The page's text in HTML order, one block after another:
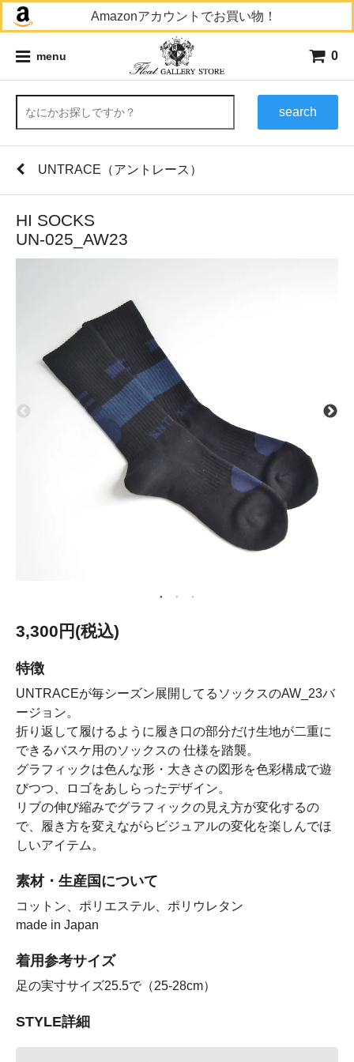
Amazonアカウントでお買い物！
menu 0
search
UNTRACE（アントレース）
HI SOCKS
UN-025_AW23
3,300円(税込)
特徴
UNTRACEが毎シーズン展開してるソックスのAW_23バ
ージョン。
折り返して履けるように履き口の部分だけ生地が二重に
できるバスケ用のソックスの 仕様を踏襲。
グラフィックは色んな形・大きさの図形を色彩構成で遊
びつつ、ロゴをあしらったデザイン。
リブの伸び縮みでグラフィックの見え方が変化するの
で、履き方を変えながらビジュアルの変化を楽しんでほ
しいアイテム。
素材・生産国について
コットン、ポリエステル、ポリウレタン
made in Japan
着用参考サイズ
足の実寸サイズ25.5で（25-28cm）
STYLE詳細